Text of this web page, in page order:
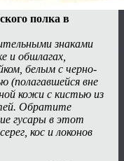
полка в
знаками
и обшлагах,
белым с черно-
(полагавшейся вне
кожи с кистью из
Обратите
гусары в этот
кос и локонов